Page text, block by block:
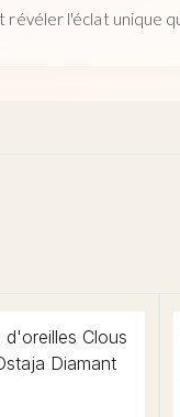
l'éclat unique